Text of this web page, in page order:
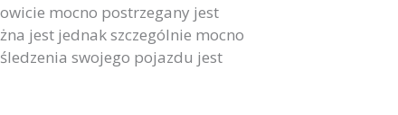
mocno postrzegany jest
jest jednak szczególnie mocno
śledzenia swojego pojazdu jest